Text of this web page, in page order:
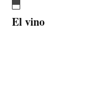
El vino